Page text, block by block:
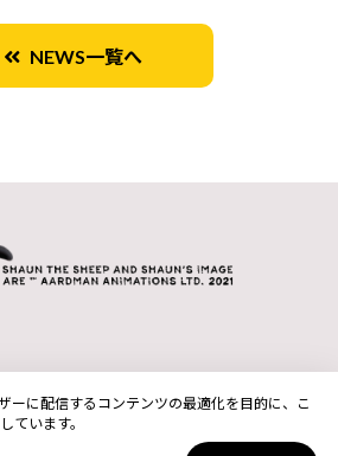
NEWS一覧へ
ーに配信するコンテンツの最適化を目的に、こ
ています。